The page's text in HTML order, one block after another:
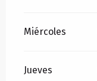
Miércoles
Jueves